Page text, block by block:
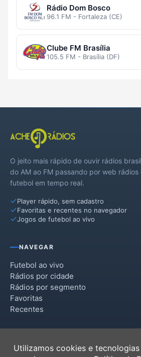
Rádio Dom Bosco
96.1 FM - Fortaleza (CE)
Clube FM Brasília
105.5 FM - Brasília (DF)
O jeito mais rápido de ouvir rádios
do AM ao FM passando por web rádios
futebol em tempo real.
Player rápido, sem cadastro
Favoritas e recentes no navegador
Jogos de futebol ao vivo
NAVEGAR
Futebol ao vivo
Rádios por cidade
Rádios por segmento
Favoritas
Recentes
Utilizamos cookies e